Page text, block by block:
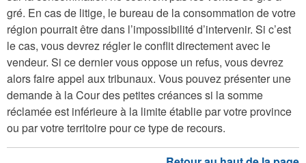
gré. En cas de litige, le bureau de la consommation de votre
région pourrait être dans l’impossibilité d’intervenir. Si c’est
le cas, vous devrez régler le conflit directement avec le
vendeur. Si ce dernier vous oppose un refus, vous devrez
alors faire appel aux tribunaux. Vous pouvez présenter une
demande à la Cour des petites créances si la somme
réclamée est inférieure à la limite établie par votre province
ou par votre territoire pour ce type de recours.